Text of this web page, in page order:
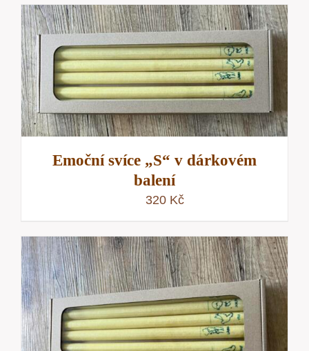
Emoční svíce „S“ v dárkovém
balení
320 Kč